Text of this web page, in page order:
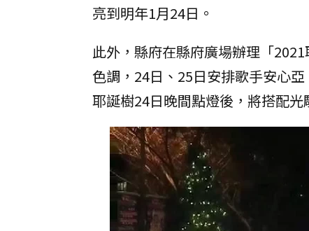
亮到明年1月24日。
此外，縣府在縣府廣場辦理「
色調，24日、25日安排歌手安心
耶誕樹24日晚間點燈後，將搭配